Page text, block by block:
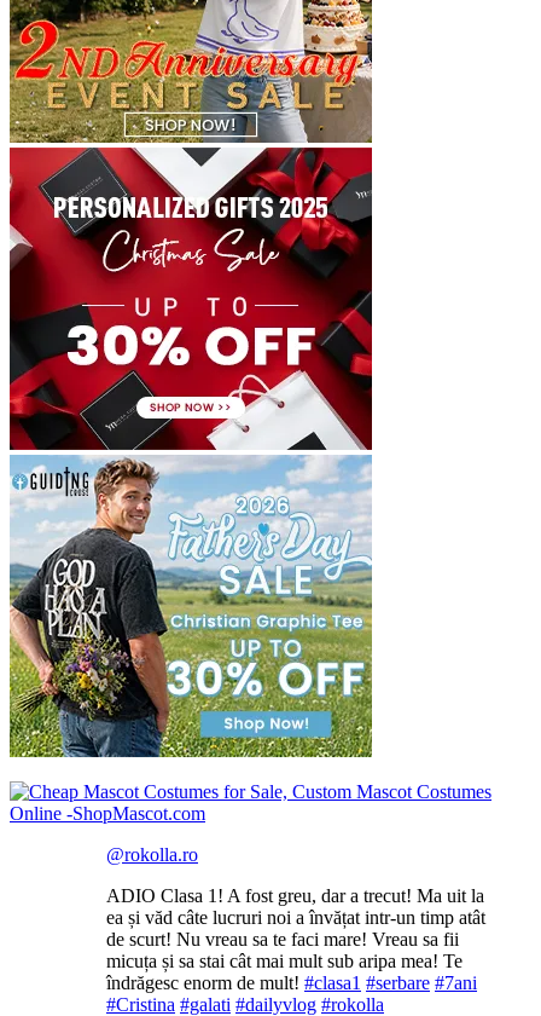
@rokolla.ro
ADIO Clasa 1! A fost greu, dar a trecut! Ma uit la
ea și văd câte lucruri noi a învățat intr-un timp atât
de scurt! Nu vreau sa te faci mare! Vreau sa fii
micuța și sa stai cât mai mult sub aripa mea! Te
îndrăgesc enorm de mult! #clasa1 #serbare #7ani
#Cristina #galati #dailyvlog #rokolla